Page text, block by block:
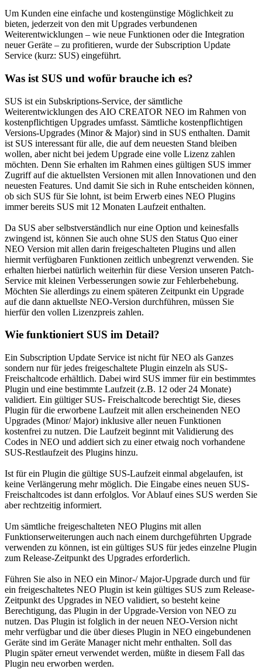
Um Kunden eine einfache und kostengünstige Möglichkeit zu
bieten, jederzeit von den mit Upgrades verbundenen
Weiterentwicklungen – wie neue Funktionen oder die Integration
neuer Geräte – zu profitieren, wurde der Subscription Update
Service (kurz: SUS) eingeführt.
Was ist SUS und wofür brauche ich es?
SUS ist ein Subskriptions-Service, der sämtliche
Weiterentwicklungen des AIO CREATOR NEO im Rahmen von
kostenpflichtigen Upgrades umfasst. Sämtliche kostenpflichtigen
Versions-Upgrades (Minor & Major) sind in SUS enthalten. Damit
ist SUS interessant für alle, die auf dem neuesten Stand bleiben
wollen, aber nicht bei jedem Upgrade eine volle Lizenz zahlen
möchten. Denn Sie erhalten im Rahmen eines gültigen SUS immer
Zugriff auf die aktuellsten Versionen mit allen Innovationen und den
neuesten Features. Und damit Sie sich in Ruhe entscheiden können,
ob sich SUS für Sie lohnt, ist beim Erwerb eines NEO Plugins
immer bereits SUS mit 12 Monaten Laufzeit enthalten.
Da SUS aber selbstverständlich nur eine Option und keinesfalls
zwingend ist, können Sie auch ohne SUS den Status Quo einer
NEO Version mit allen darin freigeschalteten Plugins und allen
hiermit verfügbaren Funktionen zeitlich unbegrenzt verwenden. Sie
erhalten hierbei natürlich weiterhin für diese Version unseren Patch-
Service mit kleinen Verbesserungen sowie zur Fehlerbehebung.
Möchten Sie allerdings zu einem späteren Zeitpunkt ein Upgrade
auf die dann aktuellste NEO-Version durchführen, müssen Sie
hierfür den vollen Lizenzpreis zahlen.
Wie funktioniert SUS im Detail?
Ein Subscription Update Service ist nicht für NEO als Ganzes
sondern nur für jedes freigeschaltete Plugin einzeln als SUS-
Freischaltcode erhältlich. Dabei wird SUS immer für ein bestimmtes
Plugin und eine bestimmte Laufzeit (z.B. 12 oder 24 Monate)
validiert. Ein gültiger SUS- Freischaltcode berechtigt Sie, dieses
Plugin für die erworbene Laufzeit mit allen erscheinenden NEO
Upgrades (Minor/ Major) inklusive aller neuen Funktionen
kostenfrei zu nutzen. Die Laufzeit beginnt mit Validierung des
Codes in NEO und addiert sich zu einer etwaig noch vorhandene
SUS-Restlaufzeit des Plugins hinzu.
Ist für ein Plugin die gültige SUS-Laufzeit einmal abgelaufen, ist
keine Verlängerung mehr möglich. Die Eingabe eines neuen SUS-
Freischaltcodes ist dann erfolglos. Vor Ablauf eines SUS werden Sie
aber rechtzeitig informiert.
Um sämtliche freigeschalteten NEO Plugins mit allen
Funktionserweiterungen auch nach einem durchgeführten Upgrade
verwenden zu können, ist ein gültiges SUS für jedes einzelne Plugin
zum Release-Zeitpunkt des Upgrades erforderlich.
Führen Sie also in NEO ein Minor-/ Major-Upgrade durch und für
ein freigeschaltetes NEO Plugin ist kein gültiges SUS zum Release-
Zeitpunkt des Upgrades in NEO validiert, so besteht keine
Berechtigung, das Plugin in der Upgrade-Version von NEO zu
nutzen. Das Plugin ist folglich in der neuen NEO-Version nicht
mehr verfügbar und die über dieses Plugin in NEO eingebundenen
Geräte sind im Geräte Manager nicht mehr enthalten. Soll das
Plugin später erneut verwendet werden, müßte in diesem Fall das
Plugin neu erworben werden.